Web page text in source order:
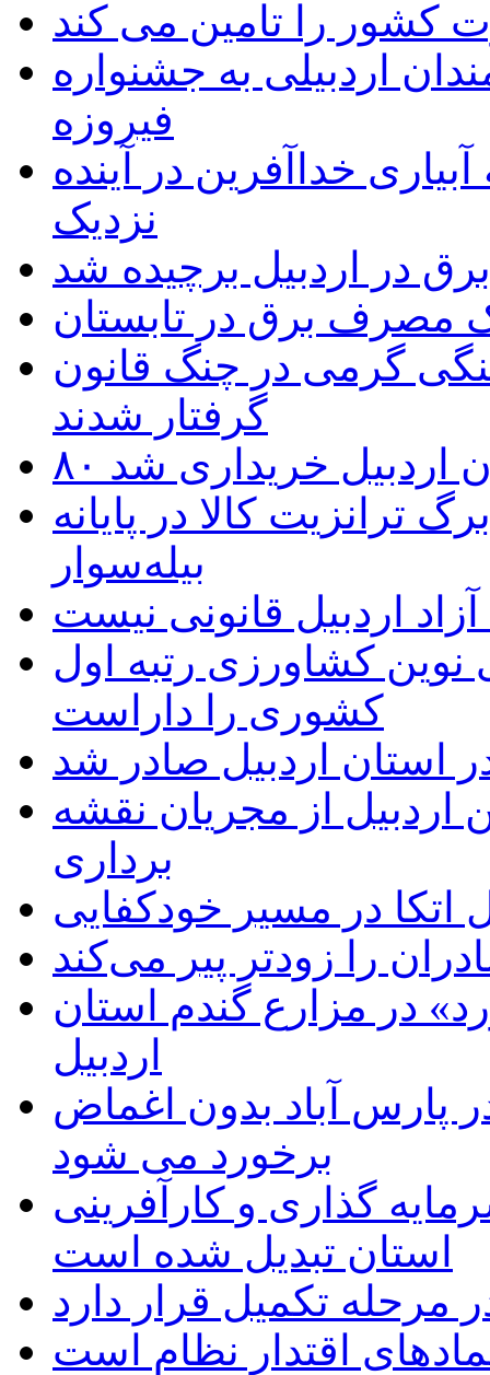
به۵۰ اثر هنرمندان اردبیلی به جشنواره
فیروزه
خداآفرین در آینده
نزدیک
مصرف برق در تابستان
گرمی در چنگ قانون
گرفتار شدند
اردبیل خریداری شد
کالا در پایانه
بیله‌سوار
اردبیل قانونی نیست
نوین کشاورزی رتبه اول
کشوری را داراست
استان اردبیل صادر شد
از مجریان نقشه
برداری
در مسیر خودکفایی
را زودتر پیر می‌کند
در مزارع گندم استان
اردبیل
پارس آباد بدون اغماض
برخورد می شود
گذاری و کارآفرینی
استان تبدیل شده است
مرحله تکمیل قرار دارد
اقتدار نظام است